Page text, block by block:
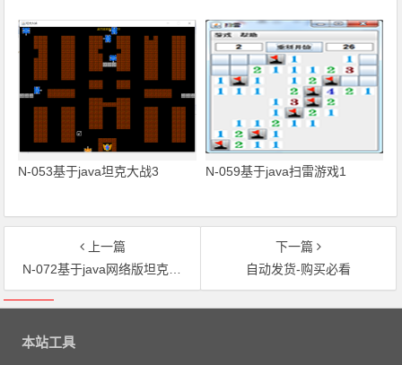
N-053基于java坦克大战3 N-059基于java扫雷游戏1
上一篇
N-072基于java网络版坦克大战游戏
下一篇
自动发货-购买必看
文章导航
本站工具